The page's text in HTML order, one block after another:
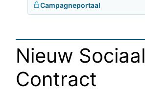
Campagneportaal
Nieuw Sociaal
Contract